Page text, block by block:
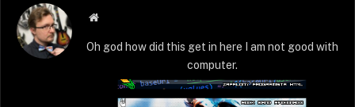
Strona
Oh god how did this get in here I am not good with
computer.